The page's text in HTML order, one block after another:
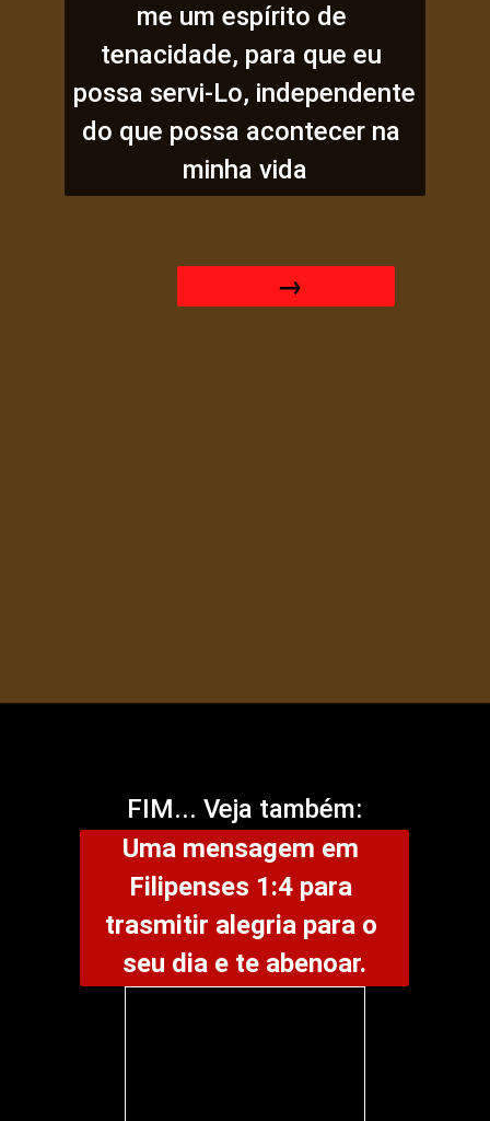
me um espírito de
tenacidade, para que eu
possa servi-Lo, independente
do que possa acontecer na
minha vida
→
FIM... Veja também:
Uma mensagem em
Filipenses 1:4 para
trasmitir alegria para o
seu dia e te abenoar.